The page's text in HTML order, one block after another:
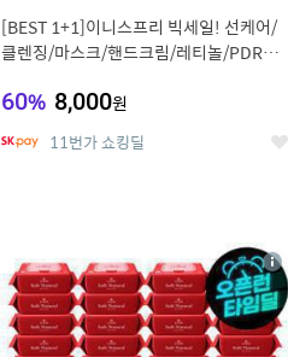
[BEST 1+1]이니스프리 빅세일! 선케어/
클렌징/마스크/핸드크림/레티놀/PDRN/
60% 8,000원
11번가 쇼킹딜 좋
상
세